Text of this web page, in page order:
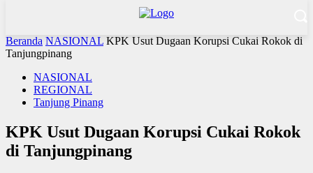
Beranda NASIONAL KPK Usut Dugaan Korupsi Cukai Rokok di
Tanjungpinang
NASIONAL
REGIONAL
Tanjung Pinang
KPK Usut Dugaan Korupsi Cukai Rokok
di Tanjungpinang